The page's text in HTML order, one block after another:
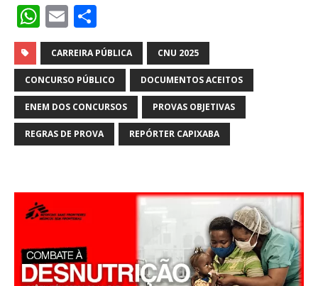
W
h
at
s
A
p
p
E
m
ai
l
h
ar
e
CARREIRA PÚBLICA CNU 2025
CONCURSO PÚBLICO DOCUMENTOS ACEITOS
ENEM DOS CONCURSOS PROVAS OBJETIVAS
REGRAS DE PROVA REPÓRTER CAPIXABA